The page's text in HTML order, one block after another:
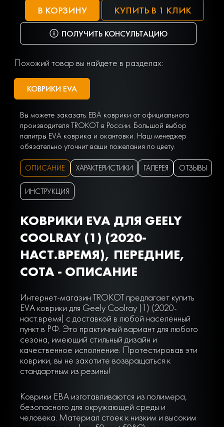
В КОРЗИНУ КУПИТЬ В 1 КЛИК
ПОЛУЧИТЬ КОНСУЛЬТАЦИЮ
Похожий товар вы найдете в разделах:
КОВРИКИ EVA
Вы можете заказать ЕВА коврики от официального
производителя TROKOT в России. Большой выбор
палитры EVA коврика и окантовки. Наш менеджер
обязательно уточнит ваши пожелания по цвету.
ОПИСАНИЕ ХАРАКТЕРИСТИКИ ГАЛЕРЕЯ ОТЗЫВЫ
ИНСТРУКЦИЯ
КОВРИКИ EVA ДЛЯ GEELY
COOLRAY (1) (2020-
НАСТ.ВРЕМЯ), ПЕРЕДНИЕ,
СОТА - ОПИСАНИЕ
Интернет-магазин TROKOT предлагает купить
EVA коврики для Geely Coolray (1) (2020-
наст.время) с доставкой в любой населенный
пункт в РФ. Это практичный вариант для любого
сезона, имеющий стильный дизайн и
качественное исполнение. Протестировав эти
коврики, вы не захотите возвращаться к
стандартным из резины!
Коврики ЕВА изготавливаются из полимера,
безопасного для окружающей среды и
человека. Материал стоек к низким и высоким